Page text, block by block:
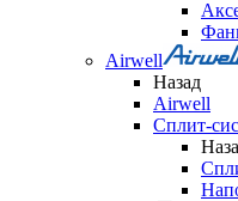
Airwell
Назад
Airwell
Сплит-